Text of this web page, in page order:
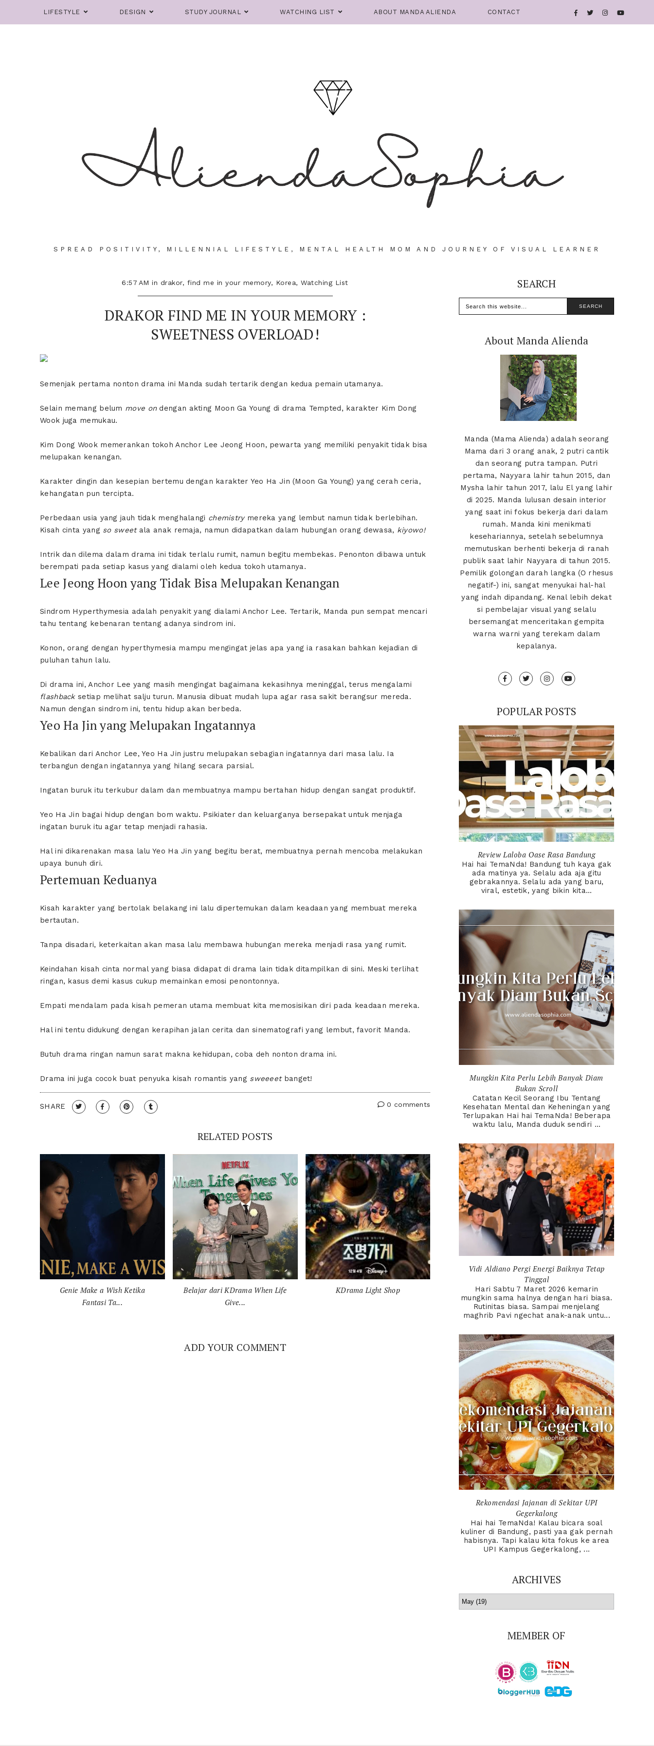
LIFESTYLE DESIGN STUDY JOURNAL WATCHING LIST ABOUT MANDA ALIENDA CONTACT
SPREAD POSITIVITY, MILLENNIAL LIFESTYLE, MENTAL HEALTH MOM AND JOURNEY OF VISUAL LEARNER
6:57 AMin drakor, find me in your memory, Korea,Watching List
DRAKOR FIND ME IN YOUR MEMORY :
SWEETNESS OVERLOAD!
Semenjak pertama nonton drama ini Manda sudah tertarik dengan kedua pemain utamanya.
Selain memang belum move ondengan akting Moon Ga Young di drama Tempted, karakter Kim Dong
Wook juga memukau.
Kim Dong Wook memerankan tokoh Anchor Lee Jeong Hoon, pewarta yang memiliki penyakit tidak bisa
melupakan kenangan.
Karakter dingin dan kesepian bertemu dengan karakter Yeo Ha Jin (Moon Ga Young) yang cerah ceria,
kehangatan pun tercipta.
Perbedaan usia yang jauh tidak menghalangi chemistrymereka yang lembut namun tidak berlebihan.
Kisah cinta yang so sweet ala anak remaja, namun didapatkan dalam hubungan orang dewasa, kiyowo!
Intrik dan dilema dalam drama ini tidak terlalu rumit, namun begitu membekas. Penonton dibawa untuk
berempati pada setiap kasus yang dialami oleh kedua tokoh utamanya.
Lee Jeong Hoon yang Tidak Bisa Melupakan Kenangan
Sindrom Hyperthymesia adalah penyakit yang dialami Anchor Lee. Tertarik, Manda pun sempat mencari
tahu tentang kebenaran tentang adanya sindrom ini.
Konon, orang dengan hyperthymesia mampu mengingat jelas apa yang ia rasakan bahkan kejadian di
puluhan tahun lalu.
Di drama ini, Anchor Lee yang masih mengingat bagaimana kekasihnya meninggal, terus mengalami
flashback setiap melihat salju turun. Manusia dibuat mudah lupa agar rasa sakit berangsur mereda.
Namun dengan sindrom ini, tentu hidup akan berbeda.
Yeo Ha Jin yang Melupakan Ingatannya
Kebalikan dari Anchor Lee, Yeo Ha Jin justru melupakan sebagian ingatannya dari masa lalu. Ia
terbangun dengan ingatannya yang hilang secara parsial.
Ingatan buruk itu terkubur dalam dan membuatnya mampu bertahan hidup dengan sangat produktif.
Yeo Ha Jin bagai hidup dengan bom waktu. Psikiater dan keluarganya bersepakat untuk menjaga
ingatan buruk itu agar tetap menjadi rahasia.
Hal ini dikarenakan masa lalu Yeo Ha Jin yang begitu berat, membuatnya pernah mencoba melakukan
upaya bunuh diri.
Pertemuan Keduanya
Kisah karakter yang bertolak belakang ini lalu dipertemukan dalam keadaan yang membuat mereka
bertautan.
Tanpa disadari, keterkaitan akan masa lalu membawa hubungan mereka menjadi rasa yang rumit.
Keindahan kisah cinta normal yang biasa didapat di drama lain tidak ditampilkan di sini. Meski terlihat
ringan, kasus demi kasus cukup memainkan emosi penontonnya.
Empati mendalam pada kisah pemeran utama membuat kita memosisikan diri pada keadaan mereka.
Hal ini tentu didukung dengan kerapihan jalan cerita dan sinematografi yang lembut, favorit Manda.
Butuh drama ringan namun sarat makna kehidupan, coba deh nonton drama ini.
Drama ini juga cocok buat penyuka kisah romantis yang sweeeet banget!
SHARE 0 comments
RELATED POSTS
Genie Make a Wish Ketika
Fantasi Ta...
Belajar dari KDrama When Life
Give...
KDrama Light Shop
ADD YOUR COMMENT
SEARCH
About Manda Alienda
Manda (Mama Alienda) adalah seorang
Mama dari 3 orang anak, 2 putri cantik
dan seorang putra tampan. Putri
pertama, Nayyara lahir tahun 2015, dan
Mysha lahir tahun 2017, lalu El yang lahir
di 2025. Manda lulusan desain interior
yang saat ini fokus bekerja dari dalam
rumah. Manda kini menikmati
kesehariannya, setelah sebelumnya
memutuskan berhenti bekerja di ranah
publik saat lahir Nayyara di tahun 2015.
Pemilik golongan darah langka (O rhesus
negatif-) ini, sangat menyukai hal-hal
yang indah dipandang. Kenal lebih dekat
si pembelajar visual yang selalu
bersemangat menceritakan gempita
warna warni yang terekam dalam
kepalanya.
POPULAR POSTS
Review Laloba Oase Rasa Bandung
Hai hai TemaNda! Bandung tuh kaya gak
ada matinya ya. Selalu ada aja gitu
gebrakannya. Selalu ada yang baru,
viral, estetik, yang bikin kita...
Mungkin Kita Perlu Lebih Banyak Diam
Bukan Scroll
Catatan Kecil Seorang Ibu Tentang
Kesehatan Mental dan Keheningan yang
Terlupakan Hai hai TemaNda! Beberapa
waktu lalu, Manda duduk sendiri ...
Vidi Aldiano Pergi Energi Baiknya Tetap
Tinggal
Hari Sabtu 7 Maret 2026 kemarin
mungkin sama halnya dengan hari biasa.
Rutinitas biasa. Sampai menjelang
maghrib Pavi ngechat anak-anak untu...
Rekomendasi Jajanan di Sekitar UPI
Gegerkalong
Hai hai TemaNda! Kalau bicara soal
kuliner di Bandung, pasti yaa gak pernah
habisnya. Tapi kalau kita fokus ke area
UPI Kampus Gegerkalong, ...
ARCHIVES
MEMBER OF